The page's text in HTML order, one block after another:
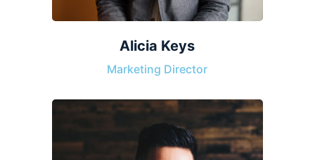
Alicia Keys
Marketing Director